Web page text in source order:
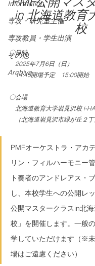
Information
専攻・研究室主催
専攻教員・学生出演
その他
Archive
in 北海道教育
校
〇日時
2025年7月6日（日）
14:45開場予定　15:00開始
〇会場
北海道教育大学岩見沢校 i-
（北海道岩見沢市緑が丘２丁
PMFオーケストラ・アカ
リン・フィルハーモニー
ト奏者のアンドレアス・
し、本校学生への公開レ
公開マスタークラスin北
校」を開催します。一般
学していただけます（※
場はご遠慮ください）